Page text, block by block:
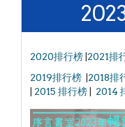
2020排行榜| 2021排
2019排行榜| 2018排
2015 排行榜| 2014